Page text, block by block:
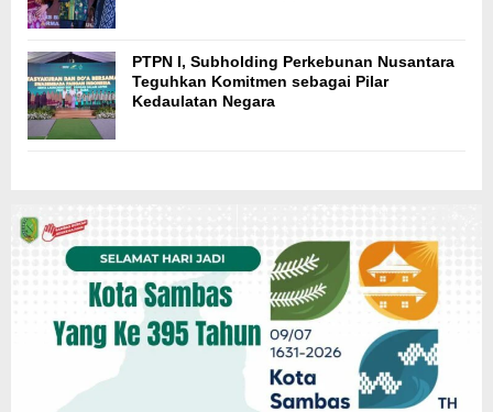
PTPN I, Subholding Perkebunan Nusantara
Teguhkan Komitmen sebagai Pilar
Kedaulatan Negara